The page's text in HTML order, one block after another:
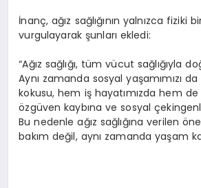
İnanç, ağız sağlığının yalnızca fiziki
vurgulayarak şunları ekledi:
“Ağız sağlığı, tüm vücut sağlığıyla
Aynı zamanda sosyal yaşamımızı da
kokusu, hem iş hayatımızda hem
özgüven kaybına ve sosyal
Bu nedenle ağız sağlığına verilen
bakım değil, aynı zamanda yaşam